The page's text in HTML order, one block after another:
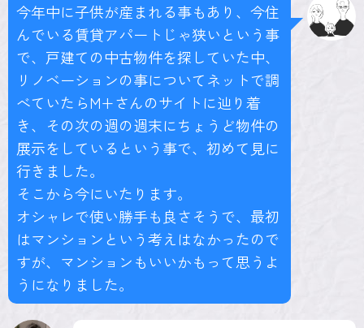
今年中に子供が産まれる事もあり、今住
んでいる賃貸アパートじゃ狭いという事
で、戸建ての中古物件を探していた中、
リノベーションの事についてネットで調
べていたらM+さんのサイトに辿り着
き、その次の週の週末にちょうど物件の
展示をしているという事で、初めて見に
行きました。
そこから今にいたります。
オシャレで使い勝手も良さそうで、最初
はマンションという考えはなかったので
すが、マンションもいいかもって思うよ
うになりました。